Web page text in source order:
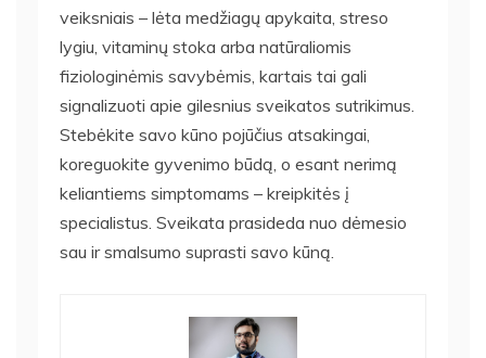
veiksniais – lėta medžiagų apykaita, streso
lygiu, vitaminų stoka arba natūraliomis
fiziologinėmis savybėmis, kartais tai gali
signalizuoti apie gilesnius sveikatos sutrikimus.
Stebėkite savo kūno pojūčius atsakingai,
koreguokite gyvenimo būdą, o esant nerimą
keliantiems simptomams – kreipkitės į
specialistus. Sveikata prasideda nuo dėmesio
sau ir smalsumo suprasti savo kūną.